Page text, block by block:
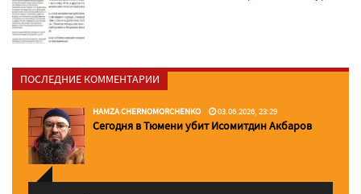
ПОСЛЕДНИЕ КОММЕНТАРИИ
HAMZA CHERNOMORCHENKO 03.06.2026, 23:29
Сегодня в Тюмени убит Исомитдин Акбаров